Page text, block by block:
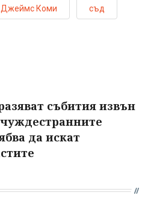
Джеймс Коми съд
събития извън
да искат